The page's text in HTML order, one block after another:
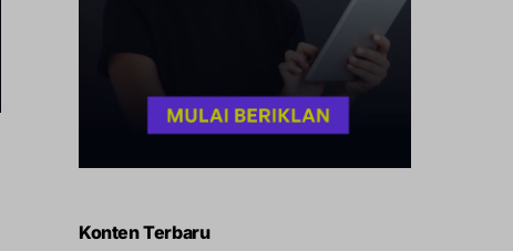
Konten Terbaru